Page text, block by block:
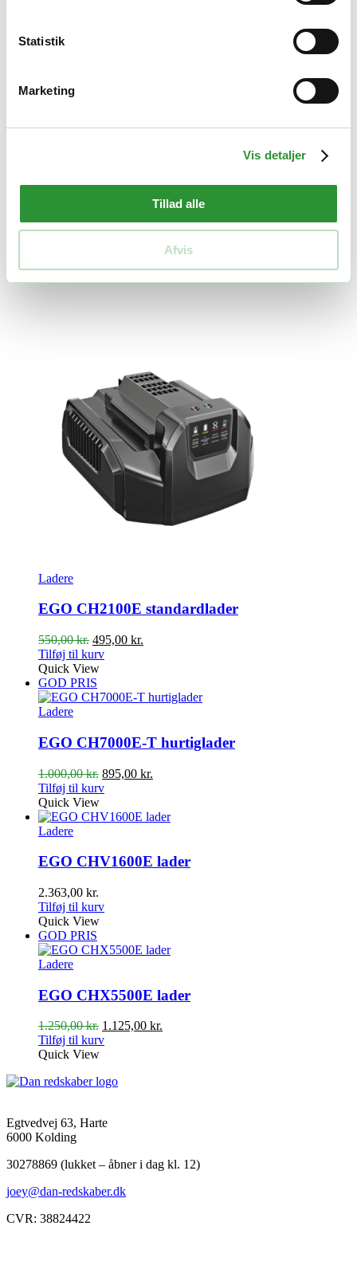
Statistik
Marketing
Vis detaljer
Tillad alle
Afvis
545,00
Ladere
EGO CH2100E standardlader
550,00kr. Den
oprindelige
pris
var:
550,00 kr..
495,00 kr.
495,00 kr..
Tilføj til kurv
Quick View
GOD PRIS
Ladere
EGO CH7000E-T hurtiglader
1.000,00kr. Den
oprindelige
var:
895,00 kr.
er:
Tilføj til kurv
Quick View
Ladere
EGO CHV1600E lader
2.363,00 kr.
Tilføj til kurv
Quick View
GOD PRIS
Ladere
EGO CHX5500E lader
1.250,00kr. Den
oprindelige
1.250,00 kr..
1.125,00 kr.
Tilføj til kurv
Quick View
Egtvedvej 63, Harte
6000 Kolding
30278869 (lukket – åbner i dag kl. 12)
joey@dan-redskaber.dk
CVR: 38824422